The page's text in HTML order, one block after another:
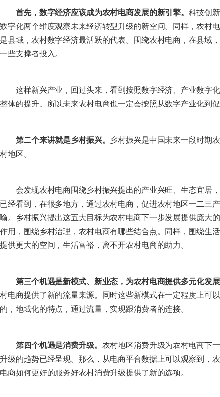
首先，数字经济应该成为农村电商发展的新引擎。 科技创
数字化两个维度观察未来经济转型升级的新空间。同样，农村
是县域，农村数字经济最活跃的代表。围绕农村电商，在县域
一些支撑者投入。
这样新兴产业，回过头来，看到按照数字经济、产业数字
整体的提升。所以未来农村电商也一定会按照从数字产业化到
第二个来讲就是乡村振兴。 乡村振兴是中国未来一段时期
村地区。
会发现农村电商围绕乡村振兴提出的产业兴旺、生态宜居
已经看到，在很多地方，通过农村电商，促进农村地区一二三
喻。乡村振兴提出这五大目标为农村电商下一步发展提供庞大
作用，围绕乡村治理，农村电商有哪些结合点。同样，围绕生
提供更大的空间，生活富裕，离不开农村电商的助力。
第三个机遇是新模式、新业态，为农村电商提供多元化发
村电商提供了新的流量来源。同时这些新模式在一定程度上可
的，地域化的特点，通过流量，实现跟消费者的连接。
第四个机遇是消费升级。 农村地区消费升级为农村电商下
升级的趋势已经呈现。那么，从电商平台数据上可以观察到，
电商如何更好的服务好农村消费升级提供了新的选项。